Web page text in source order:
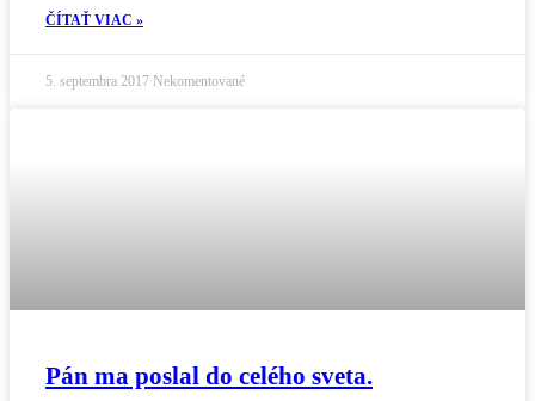
ČÍTAŤ VIAC »
5. septembra 2017 Nekomentované
Pán ma poslal do celého sveta.